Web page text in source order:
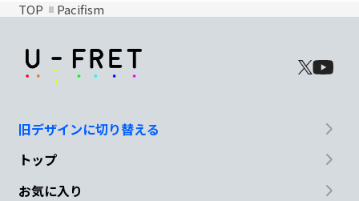
TOP Pacifism
旧デザインに切り替える
トップ
お気に入り